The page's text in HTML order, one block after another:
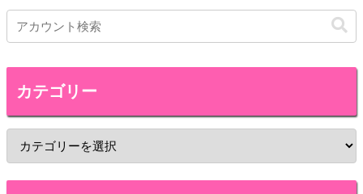
カテゴリー